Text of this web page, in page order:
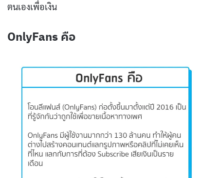
ตนเองเพื่อเงิน
OnlyFans คือ